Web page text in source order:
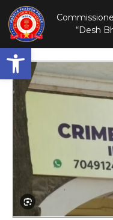
Open toolbar
“Desh